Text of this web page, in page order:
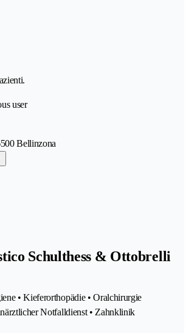
user
Bellinzona
Schulthess & Ottobrelli
• Kieferorthopädie • Oralchirurgie
Notfalldienst • Zahnklinik